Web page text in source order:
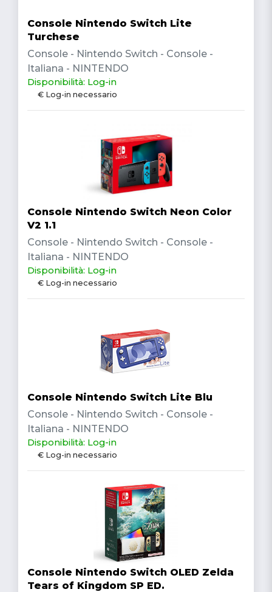
Console Nintendo Switch Lite
Turchese
Console - Nintendo Switch - Console -
Italiana - NINTENDO
Disponibilità: Log-in
€ Log-in necessario
Console Nintendo Switch Neon Color
V2 1.1
Console - Nintendo Switch - Console -
Italiana - NINTENDO
Disponibilità: Log-in
€ Log-in necessario
Console Nintendo Switch Lite Blu
Console - Nintendo Switch - Console -
Italiana - NINTENDO
Disponibilità: Log-in
€ Log-in necessario
Console Nintendo Switch OLED Zelda
Tears of Kingdom SP ED.